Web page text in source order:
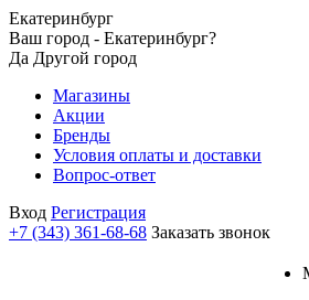
Екатеринбург
Ваш город - Екатеринбург?
Да Другой город
Магазины
Акции
Бренды
Условия оплаты и доставки
Вопрос-ответ
Вход Регистрация
+7 (343) 361-68-68 Заказать звонок